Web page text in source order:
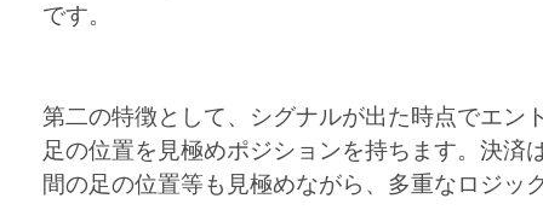
です。
第二の特徴として、シグナルが出た時点でエン
足の位置を見極めポジションを持ちます。決済
間の足の位置等も見極めながら、多重なロジッ